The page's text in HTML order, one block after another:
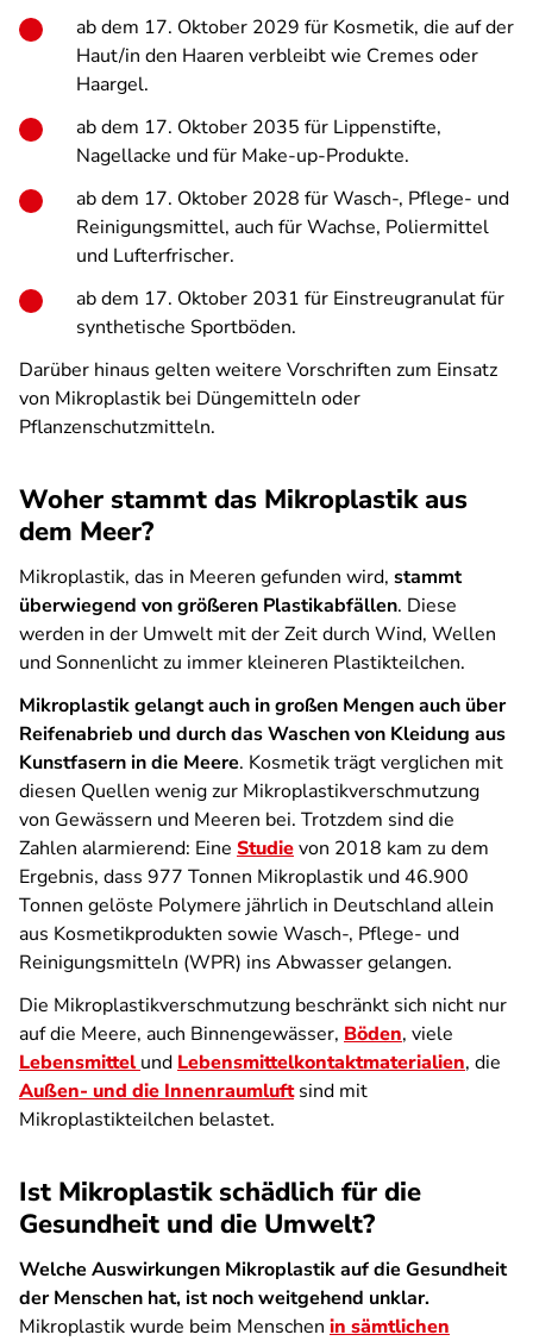
ab dem 17. Oktober 2029 für Kosmetik, die auf der
Haut/in den Haaren verbleibt wie Cremes oder
Haargel.
ab dem 17. Oktober 2035 für Lippenstifte,
Nagellacke und für Make-up-Produkte.
ab dem 17. Oktober 2028 für Wasch-, Pflege- und
Reinigungsmittel, auch für Wachse, Poliermittel
und Lufterfrischer.
ab dem 17. Oktober 2031 für Einstreugranulat für
synthetische Sportböden.
Darüber hinaus gelten weitere Vorschriften zum Einsatz
von Mikroplastik bei Düngemitteln oder
Pflanzenschutzmitteln.
Woher stammt das Mikroplastik aus
dem Meer?
Mikroplastik, das in Meeren gefunden wird, stammt
überwiegend von größeren Plastikabfällen. Diese
werden in der Umwelt mit der Zeit durch Wind, Wellen
und Sonnenlicht zu immer kleineren Plastikteilchen.
Mikroplastik gelangt auch in großen Mengen auch über
Reifenabrieb und durch das Waschen von Kleidung aus
Kunstfasern in die Meere. Kosmetik trägt verglichen mit
diesen Quellen wenig zur Mikroplastikverschmutzung
von Gewässern und Meeren bei. Trotzdem sind die
Zahlen alarmierend: Eine Studievon 2018 kam zu dem
Ergebnis, dass 977 Tonnen Mikroplastik und 46.900
Tonnen gelöste Polymere jährlich in Deutschland allein
aus Kosmetikprodukten sowie Wasch-, Pflege- und
Reinigungsmitteln (WPR) ins Abwasser gelangen.
Die Mikroplastikverschmutzung beschränkt sich nicht nur
auf die Meere, auch Binnengewässer, Böden, viele
Lebensmittelund Lebensmittelkontaktmaterialien, die
Außen- und die Innenraumluftsind mit
Mikroplastikteilchen belastet.
Ist Mikroplastik schädlich für die
Gesundheit und die Umwelt?
Welche Auswirkungen Mikroplastik auf die Gesundheit
der Menschen hat, ist noch weitgehend unklar.
Mikroplastik wurde beim Menschen in sämtlichen